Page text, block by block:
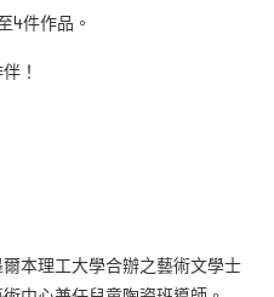
4件作品。
！
本理工大學合辦之藝術文學士